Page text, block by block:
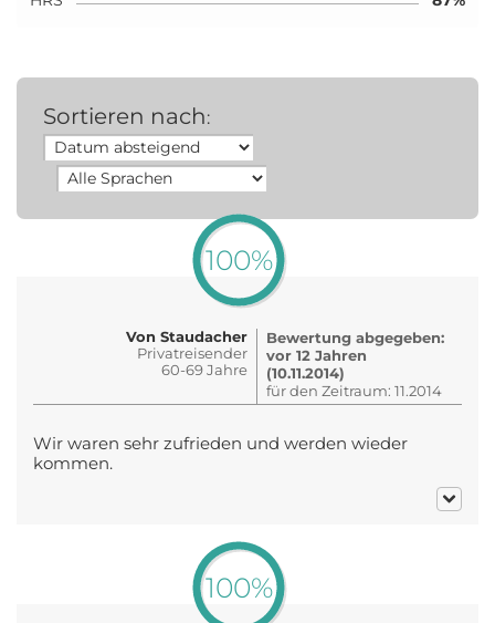
Sortieren nach:
100%
Von Staudacher
Privatreisender
60-69 Jahre
Bewertung abgegeben:
vor 12 Jahren
(10.11.2014)
für den Zeitraum: 11.2014
Wir waren sehr zufrieden und werden wieder
kommen.
100%